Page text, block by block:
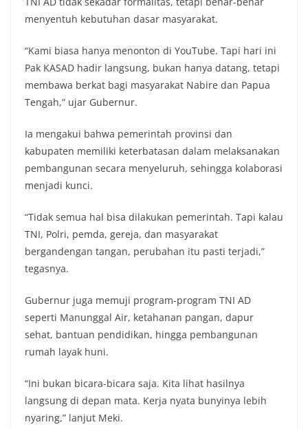
menyentuh kebutuhan dasar masyarakat.
“Kami biasa hanya menonton di YouTube. Tapi hari ini
Pak KASAD hadir langsung, bukan hanya datang, tetapi
membawa berkat bagi masyarakat Nabire dan Papua
Tengah,” ujar Gubernur.
Ia mengakui bahwa pemerintah provinsi dan
kabupaten memiliki keterbatasan dalam melaksanakan
pembangunan secara menyeluruh, sehingga kolaborasi
menjadi kunci.
“Tidak semua hal bisa dilakukan pemerintah. Tapi kalau
TNI, Polri, pemda, gereja, dan masyarakat
bergandengan tangan, perubahan itu pasti terjadi,”
tegasnya.
Gubernur juga memuji program-program TNI AD
seperti Manunggal Air, ketahanan pangan, dapur
sehat, bantuan pendidikan, hingga pembangunan
rumah layak huni.
“Ini bukan bicara-bicara saja. Kita lihat hasilnya
langsung di depan mata. Kerja nyata bunyinya lebih
nyaring,” lanjut Meki.